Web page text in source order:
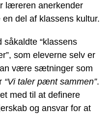
læreren anerkender
del af klassens kultur.
såkaldte “klassens
som eleverne selv er
være sætninger som
“Vi taler pænt sammen”.
med til at definere
og ansvar for at